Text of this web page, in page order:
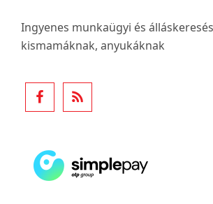
Ingyenes munkaügyi és
kismamáknak, anyukáknak